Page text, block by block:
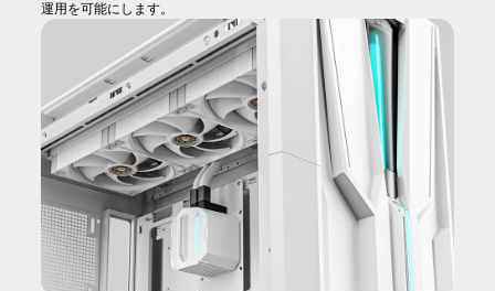
運用を可能にします。